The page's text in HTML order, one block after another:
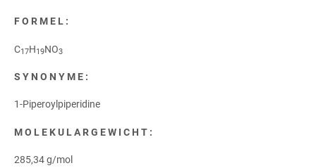
FORMEL:
C17H19NO3
SYNONYME:
1-Piperoylpiperidine
MOLEKULARGEWICHT:
285,34 g/mol